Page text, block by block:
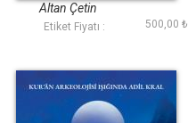
Altan Çetin
Etiket Fiyatı : 500,00 ₺